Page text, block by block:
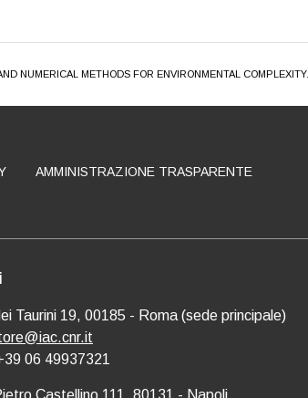
NUMERICAL METHODS FOR ENVIRONMENTAL COMPLEXITY.
AMMINISTRAZIONE TRASPARENTE
Taurini 19, 00185 - Roma (sede principale)
06 49937321
Castellino 111, 80131 - Napoli